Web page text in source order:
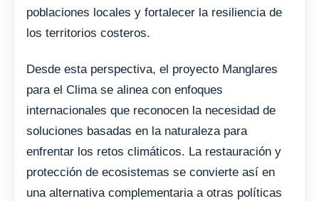
poblaciones locales y fortalecer la resiliencia de
los territorios costeros.
Desde esta perspectiva, el proyecto Manglares
para el Clima se alinea con enfoques
internacionales que reconocen la necesidad de
soluciones basadas en la naturaleza para
enfrentar los retos climáticos. La restauración y
protección de ecosistemas se convierte así en
una alternativa complementaria a otras políticas